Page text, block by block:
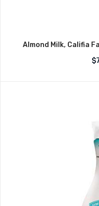
Almond Milk, Califia
$